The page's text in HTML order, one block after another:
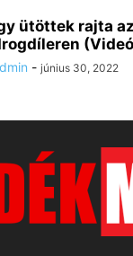
ütöttek rajta
- június 30, 2022